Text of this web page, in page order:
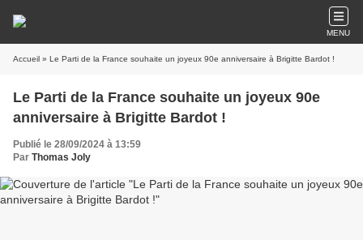
MENU
Accueil » Le Parti de la France souhaite un joyeux 90e anniversaire à Brigitte Bardot !
Le Parti de la France souhaite un joyeux 90e
anniversaire à Brigitte Bardot !
Publié le 28/09/2024 à 13:59
Par Thomas Joly